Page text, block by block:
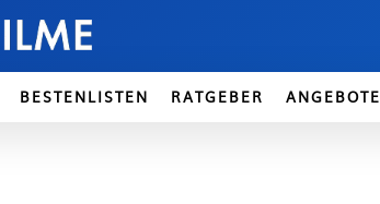
BESTENLISTEN RATGEBER ANGEBOTE